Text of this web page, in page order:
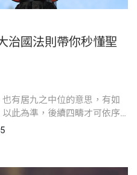
治國法則帶你秒懂聖
也有居九之中位的意思，有如
此為準，後續四疇才可依序